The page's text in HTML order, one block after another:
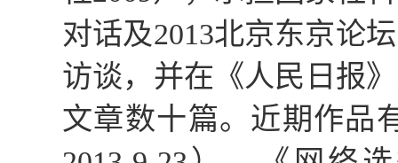
对话及2013北京东京论
访谈，并在《人民日报
文章数十篇。近期作品